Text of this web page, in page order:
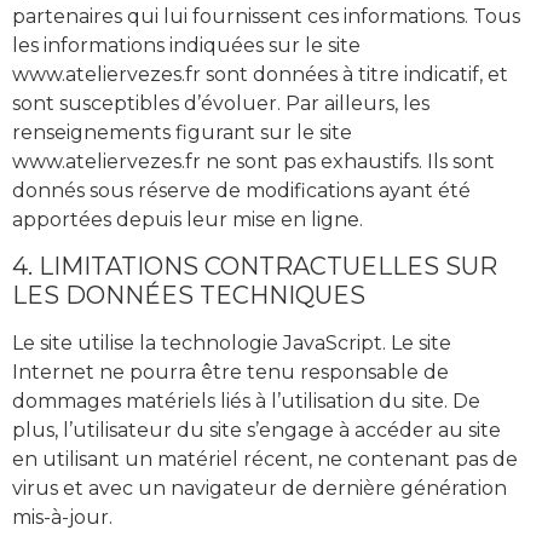
partenaires qui lui fournissent ces informations. Tous
les informations indiquées sur le site
www.ateliervezes.fr sont données à titre indicatif, et
sont susceptibles d’évoluer. Par ailleurs, les
renseignements figurant sur le site
www.ateliervezes.fr ne sont pas exhaustifs. Ils sont
donnés sous réserve de modifications ayant été
apportées depuis leur mise en ligne.
4. LIMITATIONS CONTRACTUELLES SUR
LES DONNÉES TECHNIQUES
Le site utilise la technologie JavaScript. Le site
Internet ne pourra être tenu responsable de
dommages matériels liés à l’utilisation du site. De
plus, l’utilisateur du site s’engage à accéder au site
en utilisant un matériel récent, ne contenant pas de
virus et avec un navigateur de dernière génération
mis-à-jour.